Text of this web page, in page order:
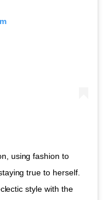
using fashion to
true to herself.
style with the